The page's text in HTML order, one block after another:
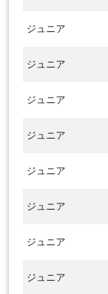
ジュニア
ジュニア
ジュニア
ジュニア
ジュニア
ジュニア
ジュニア
ジュニア